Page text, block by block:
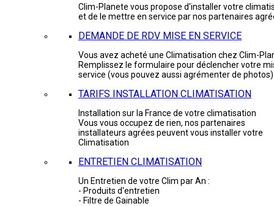
Clim-Planete vous propose d'installer votre
et de le mettre en service par nos partenaires
DEMANDE DE RDV MISE EN SERVICE
Vous avez acheté une Climatisation chez Clim-
Remplissez le formulaire pour déclencher votre
service (vous pouvez aussi agrémenter de photos)
TARIFS INSTALLATION CLIMATISATION
Installation sur la France de votre climatisation
Vous vous occupez de rien, nos partenaires
installateurs agrées peuvent vous installer votre
Climatisation
ENTRETIEN CLIMATISATION
Un Entretien de votre Clim par An :
- Produits d'entretien
- Filtre de Gainable